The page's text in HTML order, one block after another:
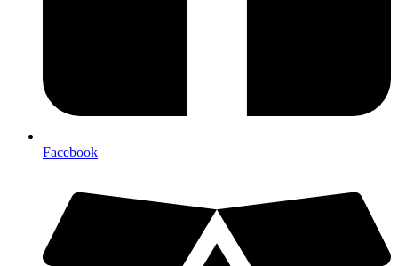
Facebook